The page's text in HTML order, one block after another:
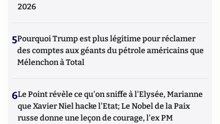
2026
5Pourquoi Trump est plus légitime pour réclamer
des comptes aux géants du pétrole américains que
Mélenchon à Total
6Le Point révèle ce qu'on sniffe à l'Elysée, Marianne
que Xavier Niel hacke l'Etat; Le Nobel de la Paix
russe donne une leçon de courage, l'ex PM